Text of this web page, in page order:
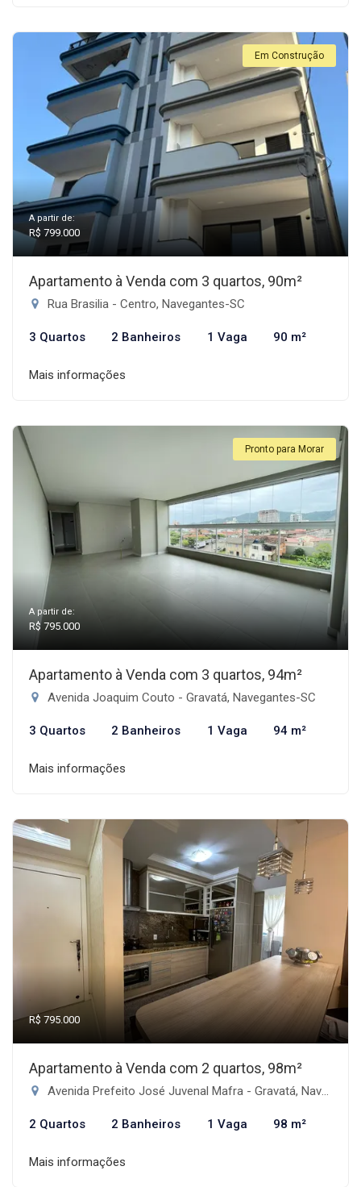
Em Construção
A partir de:
R$ 799.000
Apartamento à Venda com 3 quartos, 90m²
Rua Brasilia - Centro, Navegantes-SC
3 Quartos 2 Banheiros 1 Vaga 90 m²
Mais informações
Pronto para Morar
A partir de:
R$ 795.000
Apartamento à Venda com 3 quartos, 94m²
Avenida Joaquim Couto - Gravatá, Navegantes-SC
3 Quartos 2 Banheiros 1 Vaga 94 m²
Mais informações
R$ 795.000
Apartamento à Venda com 2 quartos, 98m²
Avenida Prefeito José Juvenal Mafra - Gravatá, Navegantes-SC
2 Quartos 2 Banheiros 1 Vaga 98 m²
Mais informações